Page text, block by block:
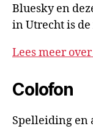
Bluesky en
in Utrecht is
Lees meer
Colofon
Spelleiding en